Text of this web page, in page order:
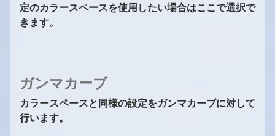
定のカラースペースを使用したい場合はここで選択で
きます。
ガンマカーブ
カラースペースと同様の設定をガンマカーブに対して
行います。